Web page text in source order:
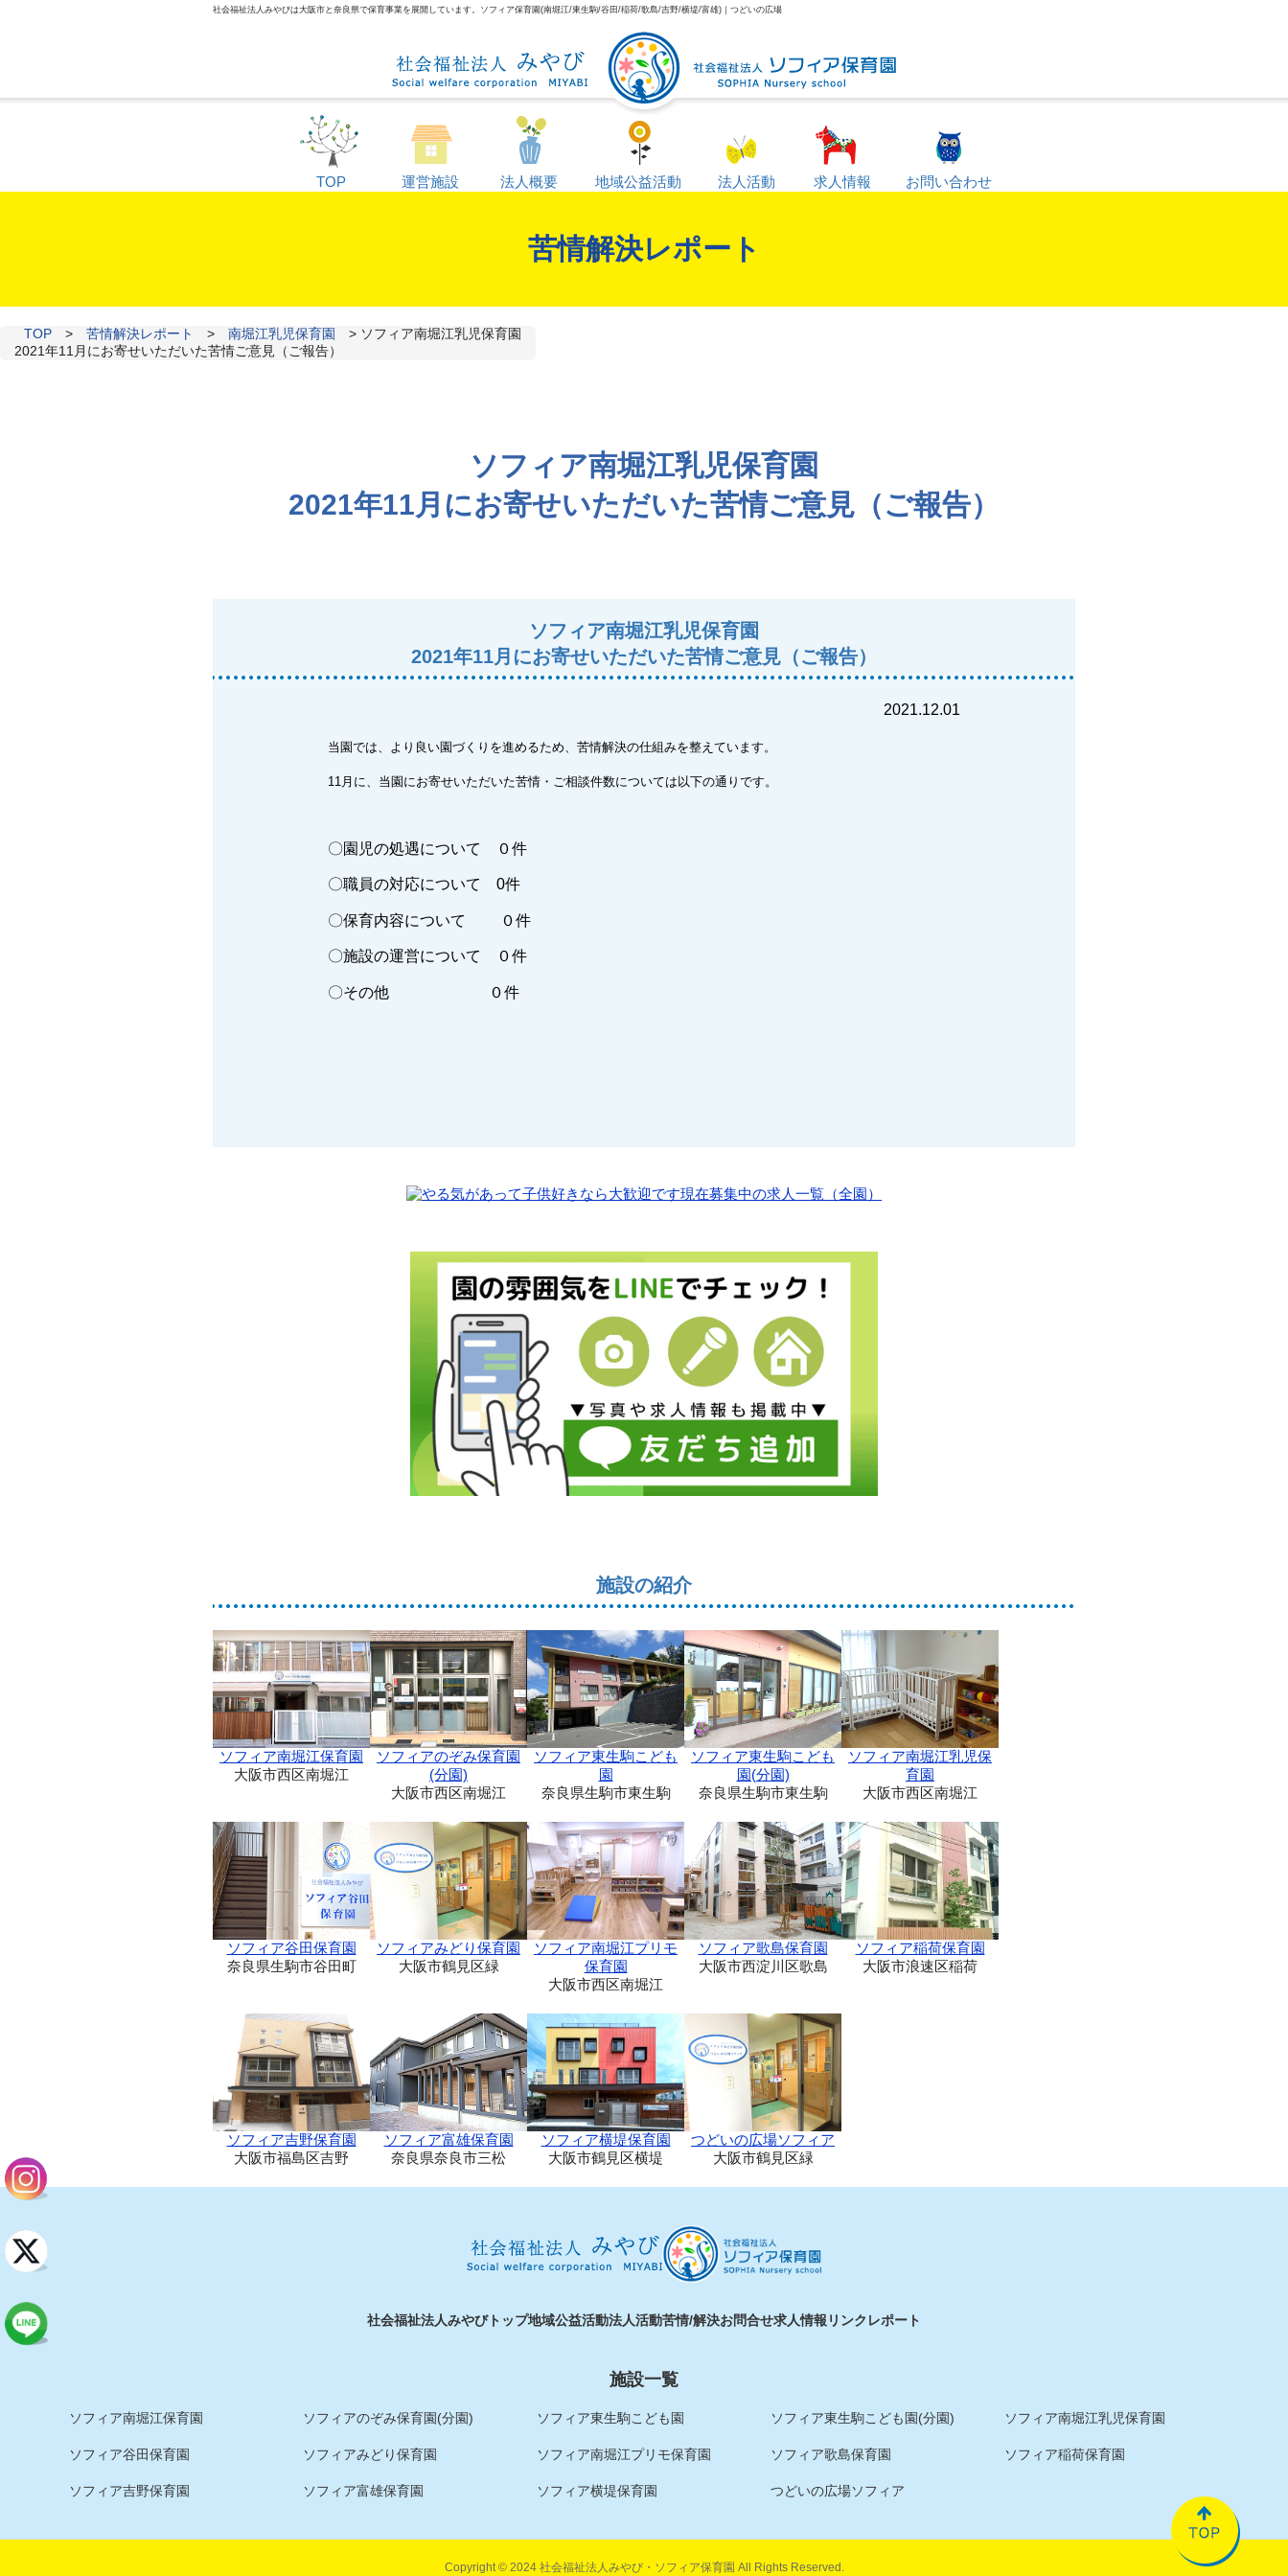
社会福祉法人みやびは大阪市と奈良県で保育事業を展開しています。ソフィア保育園(南堀江/東生駒/谷田/稲荷/歌島/吉野/横堤/富雄)｜つどいの広場
TOP 運営施設 法人概要 地域公益活動 法人活動 求人情報 お問い合わせ
苦情解決レポート
TOP > 苦情解決レポート > 南堀江乳児保育園 > ソフィア南堀江乳児保育園
2021年11月にお寄せいただいた苦情ご意見（ご報告）
ソフィア南堀江乳児保育園
2021年11月にお寄せいただいた苦情ご意見（ご報告）
ソフィア南堀江乳児保育園
2021年11月にお寄せいただいた苦情ご意見（ご報告）
2021.12.01
当園では、より良い園づくりを進めるため、苦情解決の仕組みを整えています。
11月に、当園にお寄せいただいた苦情・ご相談件数については以下の通りです。
〇園児の処遇について ０件
〇職員の対応について 0件
〇保育内容について ０件
〇施設の運営について ０件
〇その他 ０件
施設の紹介
ソフィア南堀江保育園
大阪市西区南堀江
ソフィアのぞみ保育園
(分園)
大阪市西区南堀江
ソフィア東生駒こども
園
奈良県生駒市東生駒
ソフィア東生駒こども
園(分園)
奈良県生駒市東生駒
ソフィア南堀江乳児保
育園
大阪市西区南堀江
ソフィア谷田保育園
奈良県生駒市谷田町
ソフィアみどり保育園
大阪市鶴見区緑
ソフィア南堀江プリモ
保育園
大阪市西区南堀江
ソフィア歌島保育園
大阪市西淀川区歌島
ソフィア稲荷保育園
大阪市浪速区稲荷
ソフィア吉野保育園
大阪市福島区吉野
ソフィア富雄保育園
奈良県奈良市三松
ソフィア横堤保育園
大阪市鶴見区横堤
つどいの広場ソフィア
大阪市鶴見区緑
社会福祉法人みやびトップ地域公益活動法人活動苦情/解決お問合せ求人情報 リンク レポート
施設一覧
ソフィア南堀江保育園 ソフィアのぞみ保育園(分園) ソフィア東生駒こども園 ソフィア東生駒こども園(分園) ソフィア南堀江乳児保育園
ソフィア谷田保育園 ソフィアみどり保育園 ソフィア南堀江プリモ保育園 ソフィア歌島保育園 ソフィア稲荷保育園
ソフィア吉野保育園 ソフィア富雄保育園 ソフィア横堤保育園 つどいの広場ソフィア
Copyright © 2024 社会福祉法人みやび・ソフィア保育園 All Rights Reserved.